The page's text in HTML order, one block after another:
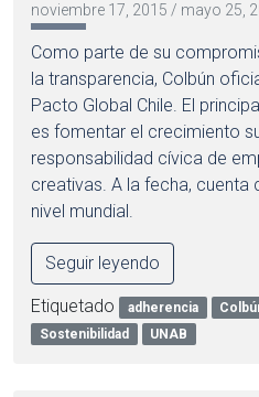
noviembre 17, 2015 / mayo 25,
Como parte de su
la transparencia, Colbún
Pacto Global Chile. El
es fomentar el crecimiento
responsabilidad cívica de
creativas. A la fecha,
nivel mundial.
Seguir leyendo
Etiquetado adherencia
Sostenibilidad
UNAB